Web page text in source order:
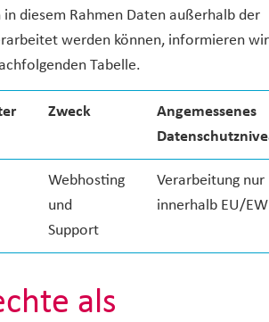
diesem Rahmen Daten außerhalb der
werden können, informieren wir
Tabelle.
Zweck
Angemessenes
Webhosting
und
Support
Verarbeitung nur
innerhalb EU/
als